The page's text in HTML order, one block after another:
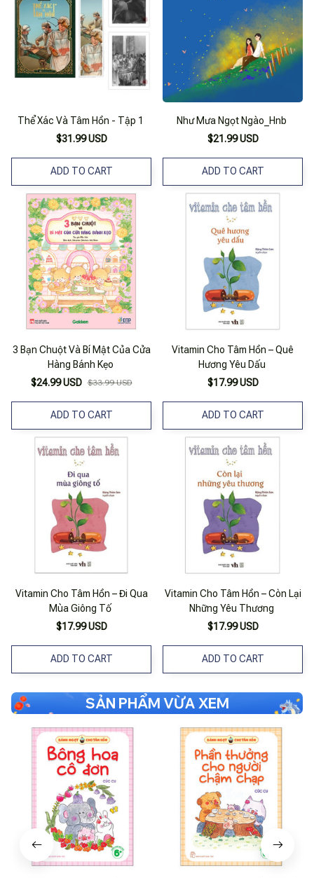
Thể Xác Và Tâm Hồn - Tập 1
$31.99 USD
ADD TO CART
Như Mưa Ngọt Ngào_Hnb
$21.99 USD
ADD TO CART
3 Bạn Chuột Và Bí Mật Của Cửa
Hàng Bánh Kẹo
$24.99 USD $33.99 USD
ADD TO CART
Vitamin Cho Tâm Hồn – Quê
Hương Yêu Dấu
$17.99 USD
ADD TO CART
Vitamin Cho Tâm Hồn – Đi Qua
Mùa Giông Tố
$17.99 USD
ADD TO CART
Vitamin Cho Tâm Hồn – Còn Lại
Những Yêu Thương
$17.99 USD
ADD TO CART
SẢN PHẨM VỪA XEM